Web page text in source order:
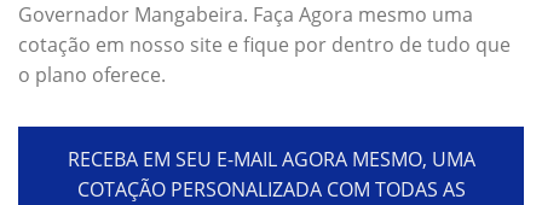
Governador Mangabeira. Faça Agora mesmo uma
cotação em nosso site e fique por dentro de tudo que
o plano oferece.
RECEBA EM SEU E-MAIL AGORA MESMO, UMA
COTAÇÃO PERSONALIZADA COM TODAS AS